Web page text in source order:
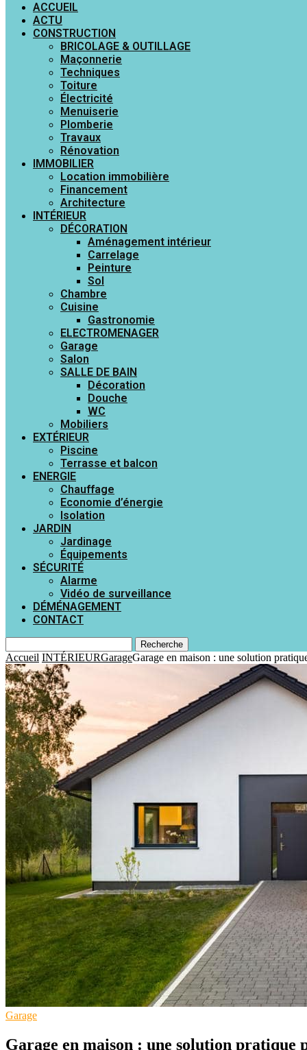
ACCUEIL
ACTU
CONSTRUCTION
BRICOLAGE & OUTILLAGE
Maçonnerie
Techniques
Toiture
Électricité
Menuiserie
Plomberie
Travaux
Rénovation
IMMOBILIER
Location immobilière
Financement
Architecture
INTÉRIEUR
DÉCORATION
Aménagement intérieur
Carrelage
Peinture
Sol
Chambre
Cuisine
Gastronomie
ELECTROMENAGER
Garage
Salon
SALLE DE BAIN
Décoration
Douche
WC
Mobiliers
EXTÉRIEUR
Piscine
Terrasse et balcon
ENERGIE
Chauffage
Economie d’énergie
Isolation
JARDIN
Jardinage
Équipements
SÉCURITÉ
Alarme
Vidéo de surveillance
DÉMÉNAGEMENT
CONTACT
Recherche
Accueil INTÉRIEURGarageGarage en maison : une solution
Garage
Garage en maison : une solution pratique